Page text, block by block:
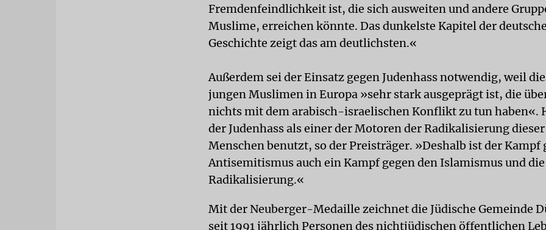
Fremdenfeindlichkeit ist, die sich ausweiten und andere
Muslime, erreichen könnte. Das dunkelste Kapitel der
Geschichte zeigt das am deutlichsten.«
Außerdem sei der Einsatz gegen Judenhass notwendig, weil
jungen Muslimen in Europa »sehr stark ausgeprägt ist, die
nichts mit dem arabisch-israelischen Konflikt zu tun haben«.
der Judenhass als einer der Motoren der Radikalisierung
Menschen benutzt, so der Preisträger. »Deshalb ist der Kampf
Antisemitismus auch ein Kampf gegen den Islamismus und die
Radikalisierung.«
Mit der Neuberger-Medaille zeichnet die Jüdische Gemeinde
seit 1991 jährlich Personen des nichtjüdischen öffentlichen